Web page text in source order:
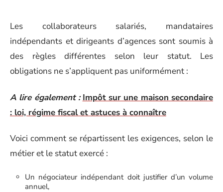
Les collaborateurs salariés, mandataires
indépendants et dirigeants d’agences sont soumis à
des règles différentes selon leur statut. Les
obligations ne s’appliquent pas uniformément :
A lire également : Impôt sur une maison secondaire
: loi, régime fiscal et astuces à connaître
Voici comment se répartissent les exigences, selon le
métier et le statut exercé :
Un négociateur indépendant doit justifier d’un volume
annuel,